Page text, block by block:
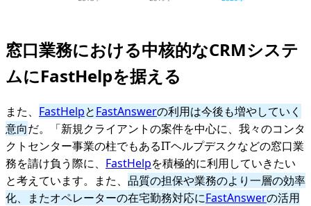
窓口業務における中核的なCRMシステ
ムにFastHelpを据える
また、 FastHelpとFastAnswerの利用は今後も増やしていく
意向だ。「新規クライアントの案件を中心に、我々のコンタ
クトセンター事業の柱でもあるITヘルプデスクなどの窓口業
務を請け負う際に、 FastHelpを積極的に利用していきたい
と考えています。また、 品質の担保や業務のより一層の効率
化、またオペレーターの在宅勤務対応にFastAnswerの活用